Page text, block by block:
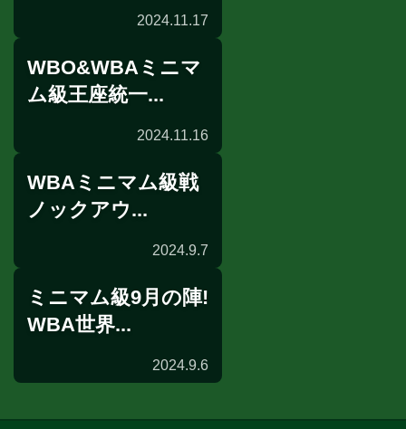
海外試合結果
2024.11.17
海外前日計量
WBO&WBAミニマ
ム級王座統一...
2024.11.16
海外試合結果
WBAミニマム級戦
ノックアウ...
2024.9.7
ミニマム級9月の陣!
WBA世界...
2024.9.6